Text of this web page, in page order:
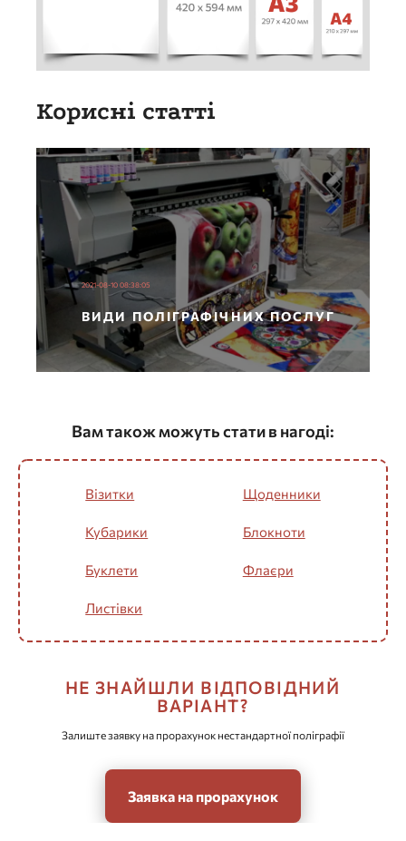
Корисні статті
2021-08-10 08:38:05
ВИДИ ПОЛІГРАФІЧНИХ ПОСЛУГ
Вам також можуть стати в нагоді:
Візитки
Кубарики
Буклети
Листівки
Щоденники
Блокноти
Флаєри
НЕ ЗНАЙШЛИ ВІДПОВІДНИЙ
ВАРІАНТ?
Залиште заявку на прорахунок нестандартної поліграфії
Заявка на прорахунок